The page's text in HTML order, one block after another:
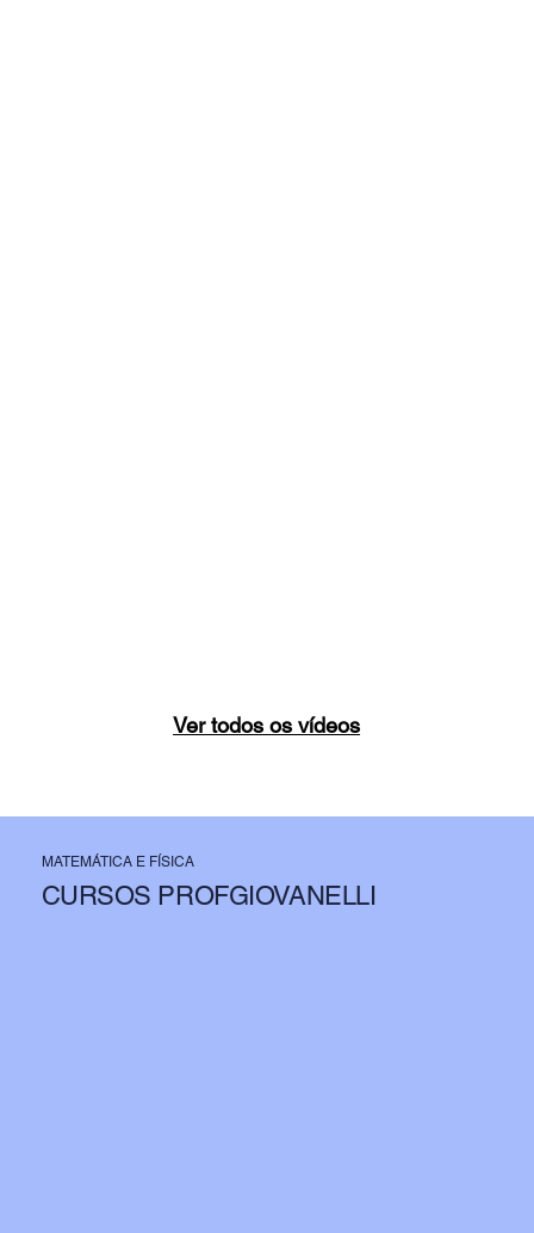
Ver todos os vídeos
MATEMÁTICA E FÍSICA
CURSOS PROFGIOVANELLI